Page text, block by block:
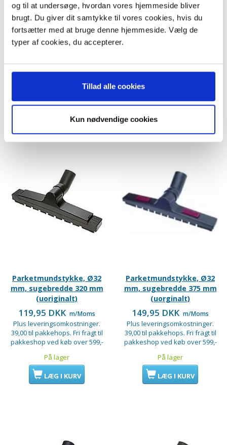
og til at undersøge, hvordan vores hjemmeside bliver
brugt. Du giver dit samtykke til vores cookies, hvis du
fortsætter med at bruge denne hjemmeside. Vælg de
typer af cookies, du accepterer.
Tillad alle cookies
Kun nødvendige cookies
mm, sugebredde 375 mm
(uoriginalt)
149,95 DKKm/Moms
Plus leveringsomkostninger.
På lager
LÆG I KURV
mm, sugebredde 260 mm
(uoriginalt)
Model/varenr.: 712018
pakkeshop ved køb over 599,-
LÆG I KURV
Parketmundstykke, Ø32
mm, sugebredde 320 mm
(uoriginalt)
119,95 DKK m/Moms
Plus leveringsomkostninger.
39,00 til pakkehops. Fri fragt til
pakkeshop ved køb over 599,-
På lager
LÆG I KURV
Parketmundstykke, Ø32
mm, sugebredde 375 mm
(uorginalt)
149,95 DKK m/Moms
Plus leveringsomkostninger.
39,00 til pakkehops. Fri fragt til
pakkeshop ved køb over 599,-
På lager
LÆG I KURV